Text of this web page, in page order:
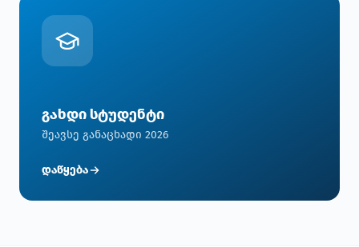
გახდი სტუდენტი
შეავსე განაცხადი 2026
დაწყება